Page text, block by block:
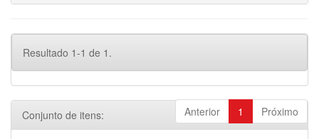
Resultado 1-1 de 1.
Anterior 1 Próximo
Conjunto de itens: